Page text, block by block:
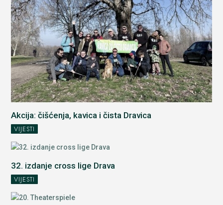
Akcija: čišćenja, kavica i čista Dravica
VIJESTI
32. izdanje cross lige Drava
VIJESTI